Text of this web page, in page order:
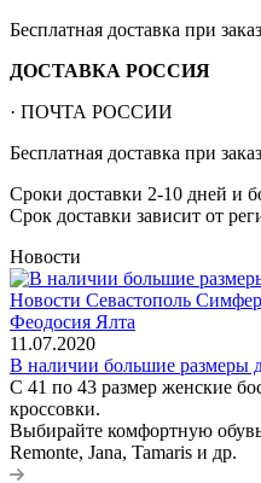
Бесплатная доставка при
ДОСТАВКА РОССИЯ
· ПОЧТА РОССИИ
Бесплатная доставка при
Сроки доставки 2-10 дней и
Срок доставки зависит от
Новости
11.07.2020
В наличии большие размеры
С 41 по 43 размер женские
кроссовки.
Выбирайте комфортную
Remonte, Jana, Tamaris и др.